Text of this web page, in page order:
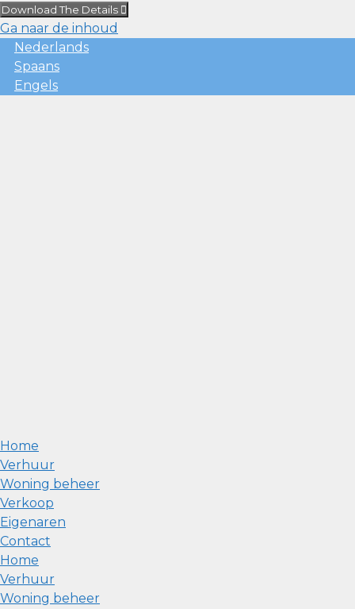
Download The Details
Ga naar de inhoud
Nederlands
Spaans
Engels
Home
Verhuur
Woning beheer
Verkoop
Eigenaren
Contact
Home
Verhuur
Woning beheer